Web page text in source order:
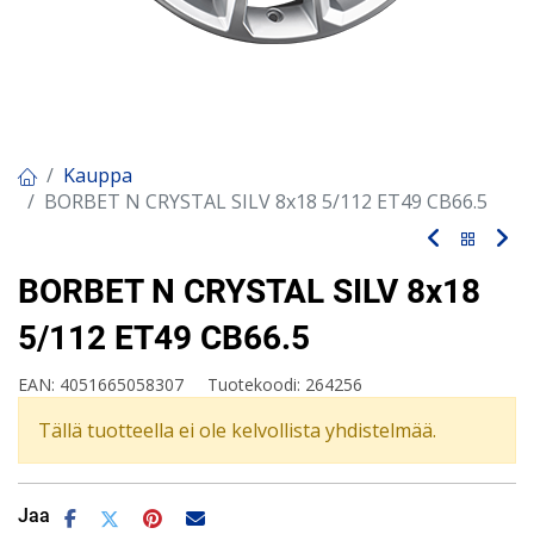
Kauppa
BORBET N CRYSTAL SILV 8x18 5/112 ET49 CB66.5
BORBET N CRYSTAL SILV 8x18
5/112 ET49 CB66.5
EAN: 4051665058307 Tuotekoodi: 264256
Tällä tuotteella ei ole kelvollista yhdistelmää.
Jaa